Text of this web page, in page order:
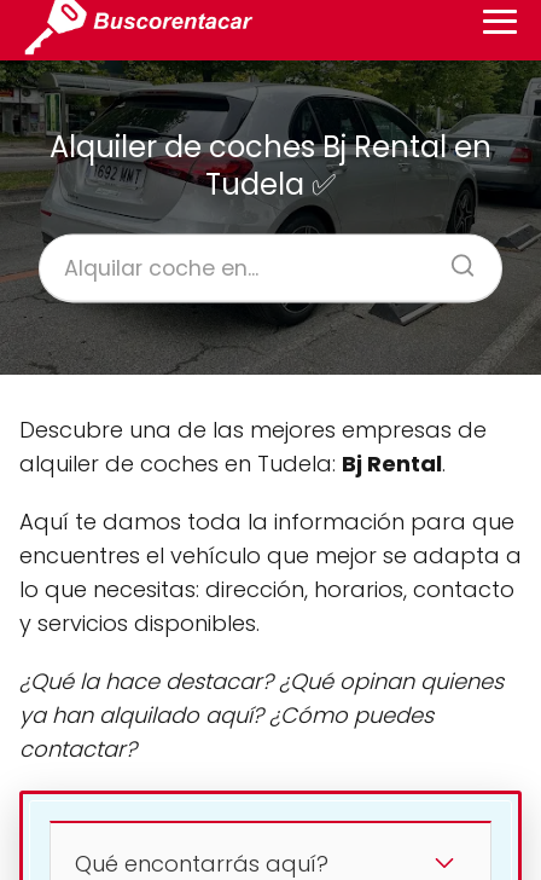
Alquiler de coches Bj Rental en
Tudela ✅
Descubre una de las mejores empresas de
alquiler de coches en Tudela: Bj Rental.
Aquí te damos toda la información para que
encuentres el vehículo que mejor se adapta a
lo que necesitas: dirección, horarios, contacto
y servicios disponibles.
¿Qué la hace destacar? ¿Qué opinan quienes
ya han alquilado aquí? ¿Cómo puedes
contactar?
Qué encontarrás aquí?